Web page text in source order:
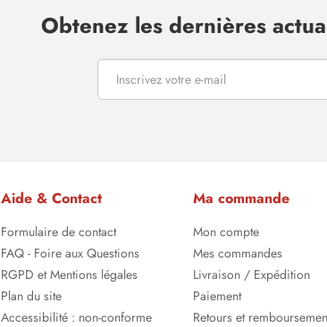
Obtenez les dernières
Aide & Contact
Formulaire de contact
FAQ - Foire aux Questions
RGPD et Mentions légales
Plan du site
Accessibilité : non-conforme
Ma commande
Mon compte
Mes commandes
Livraison / Expédition
Paiement
Retours et